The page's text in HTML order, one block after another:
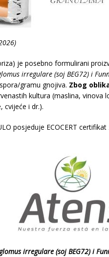
je posebno formulirani
irregulare (soj BEG72) i
gramu gnojiva. Zbog
kultura (maslina, vinova
cvijeće i dr.).
posjeduje ECOCERT
irregulare (soj BEG72) i